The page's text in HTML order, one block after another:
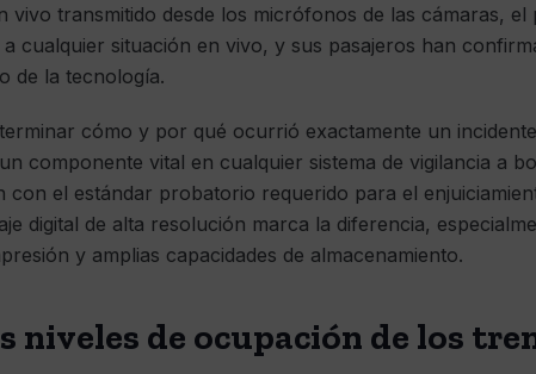
vivo transmitido desde los micrófonos de las cámaras, el
cualquier situación en vivo, y sus pasajeros han
de la tecnología.
cómo y por qué ocurrió exactamente un
componente vital en cualquier sistema de vigilancia a
con el estándar probatorio requerido para el
digital de alta resolución marca la diferencia,
y amplias capacidades de almacenamiento.
niveles de ocupación de los